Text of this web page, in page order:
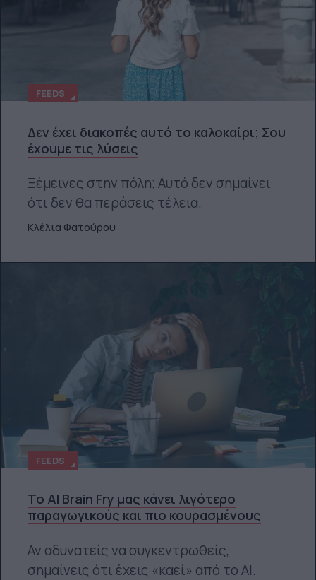
FEEDS
Δεν έχει διακοπές αυτό το καλοκαίρι; Σου
έχουμε τις λύσεις
Ξέμεινες στην πόλη; Αυτό δεν σημαίνει
ότι δεν θα περάσεις τέλεια.
Κλέλια Φατούρου
FEEDS
Το AI Brain Fry μας κάνει λιγότερο
παραγωγικούς και πιο κουρασμένους
Αν αδυνατείς να συγκεντρωθείς,
σημαίνεις ότι έχεις «καεί» από το ΑΙ.